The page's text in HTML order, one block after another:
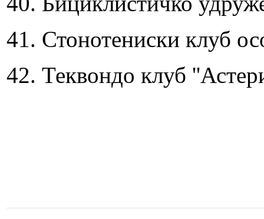
41. Стонотениски клуб
42. Теквондо клуб